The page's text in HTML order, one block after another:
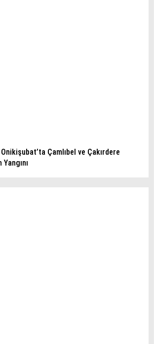
Çamlıbel ve Çakırdere